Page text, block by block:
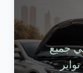
24 ساعة في جميع